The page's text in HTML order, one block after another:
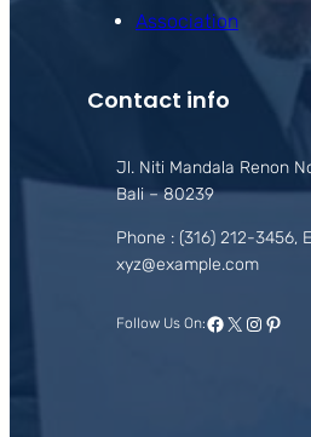
Association
Contact info
Jl. Niti Mandala Renon
Bali – 80239
Phone : (316) 212-3456,
xyz@example.com
Follow Us On:Facebook
X